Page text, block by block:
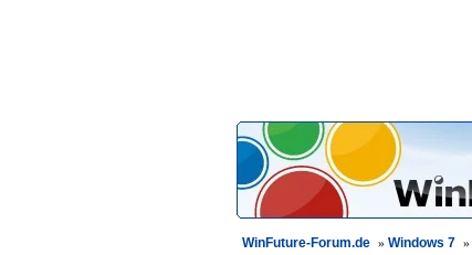
WinFuture-Forum.de » Windows 7 »